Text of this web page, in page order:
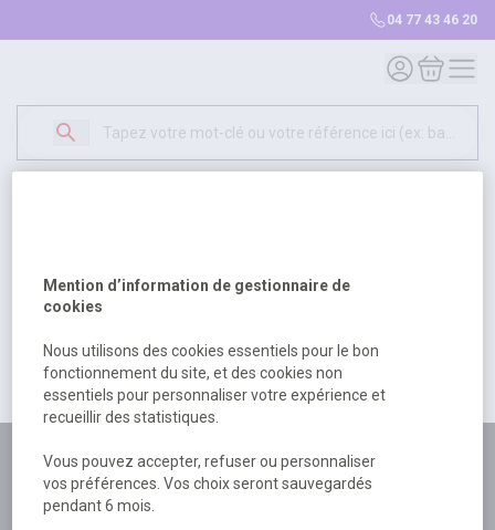
04 77 43 46 20
Mon compte
Mon
500
excuser pour la gêne occasionée.
Retour Retour à l'accueil
Plus de 180 personnes
à votre écoute
Plus de 80 000 références
Mention d’information de gestionnaire de
cookies
Nous utilisons des cookies essentiels pour le bon
fonctionnement du site, et des cookies non
essentiels pour personnaliser votre expérience et
recueillir des statistiques.
Vous pouvez accepter, refuser ou personnaliser
vos préférences. Vos choix seront sauvegardés
pendant 6 mois.